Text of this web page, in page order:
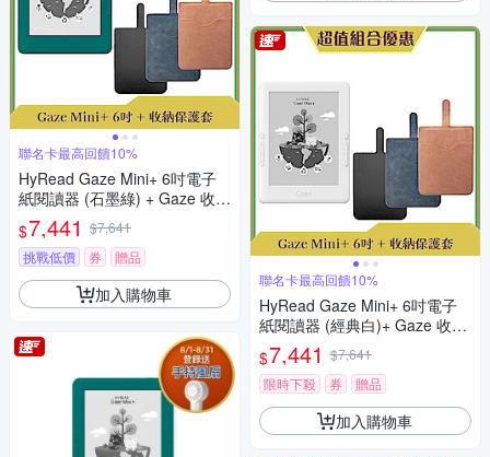
聯名卡最高回饋10%
HyRead Gaze Mini+ 6吋電子
紙閱讀器 (石墨綠) + Gaze 收納
保護套 (組合)
$7,441 $7,641
挑戰低價
券 贈品
加入購物車
聯名卡最高回饋10%
HyRead Gaze Mini+ 6吋電子
紙閱讀器 (經典白)+ Gaze 收納
保護套 (組合)
$7,441 $7,641
限時下殺
券 贈品
加入購物車